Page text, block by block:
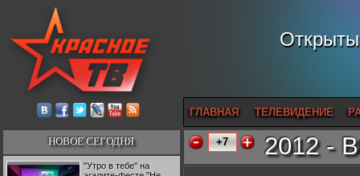
ГЛАВНАЯ ТЕЛЕВИДЕНИЕ
НОВОЕ СЕГОДНЯ
"Утро в тебе" на
+7 2012 -